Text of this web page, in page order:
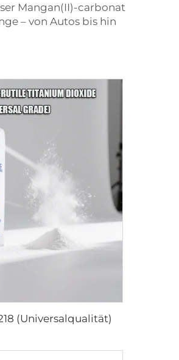
Mangan(II)-carbonat
– von Autos bis hin
(Universalqualität)